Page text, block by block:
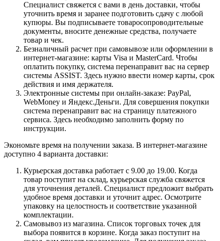
Специалист свяжется с вами в день доставки, чтобы
уточнить время и заранее подготовить сдачу с любой
купюры. Вы подписываете товаросопроводительные
документы, вносите денежные средства, получаете
товар и чек.
Безналичный расчет при самовывозе или оформлении в
интернет-магазине: карты Visa и MasterCard. Чтобы
оплатить покупку, система перенаправит вас на сервер
системы ASSIST. Здесь нужно ввести номер карты, срок
действия и имя держателя.
Электронные системы при онлайн-заказе: PayPal,
WebMoney и Яндекс.Деньги. Для совершения покупки
система перенаправит вас на страницу платежного
сервиса. Здесь необходимо заполнить форму по
инструкции.
Экономьте время на получении заказа. В интернет-магазине
доступно 4 варианта доставки:
Курьерская доставка работает с 9.00 до 19.00. Когда
товар поступит на склад, курьерская служба свяжется
для уточнения деталей. Специалист предложит выбрать
удобное время доставки и уточнит адрес. Осмотрите
упаковку на целостность и соответствие указанной
комплектации.
Самовывоз из магазина. Список торговых точек для
выбора появится в корзине. Когда заказ поступит на